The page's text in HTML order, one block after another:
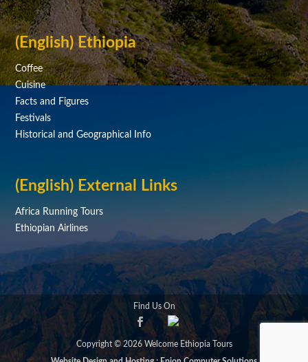
(English) Ethiopia
Coffee
Cuisine
Facts and Figures
Festivals
Historical and Geographical Info
(English) External Links
Africa Running Tours
Ethiopian Airlines
Find Us On
Copyright © 2026 Welcome Ethiopia Tours